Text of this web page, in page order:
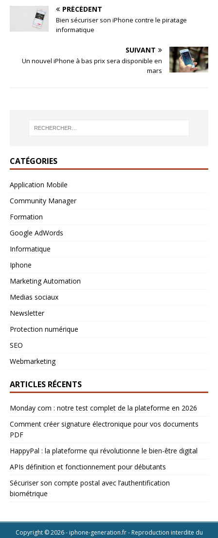
PRÉCÉDENT
Bien sécuriser son iPhone contre le piratage
informatique
SUIVANT
Un nouvel iPhone à bas prix sera disponible en
mars
CATÉGORIES
Application Mobile
Community Manager
Formation
Google AdWords
Informatique
Iphone
Marketing Automation
Medias sociaux
Newsletter
Protection numérique
SEO
Webmarketing
ARTICLES RÉCENTS
Monday com : notre test complet de la plateforme en 2026
Comment créer signature électronique pour vos documents
PDF
HappyPal : la plateforme qui révolutionne le bien-être digital
APIs définition et fonctionnement pour débutants
Sécuriser son compte postal avec l’authentification
biométrique
Copyright © 2026 - iphone-generation.fr - Reproduction interdite du